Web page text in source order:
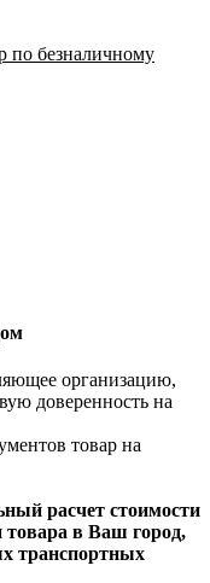
по безналичному
организацию,
доверенность на
товар на
расчет стоимости
товара в Ваш город,
транспортных